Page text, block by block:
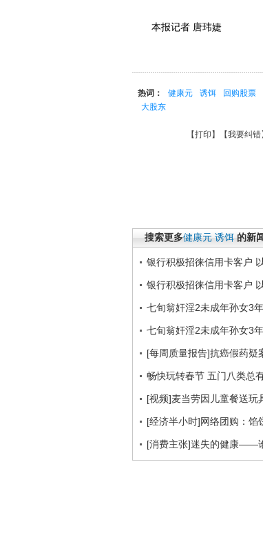
本报记者 唐玮婕
热词： 健康元 诱饵 回购股票
大股东
【打印 】【我要纠错
搜索更多健康元 诱饵 的新
银行积极招徕信用卡客户
银行积极招徕信用卡客户
七旬翁奸淫2未成年孙女3
七旬翁奸淫2未成年孙女3
[每周质量报告]抗癌假药疑
畅快玩转春节 五门八类总
[视频]麦当劳因儿童餐送玩
[经济半小时]网络团购：馅
[消费主张]迷失的健康——